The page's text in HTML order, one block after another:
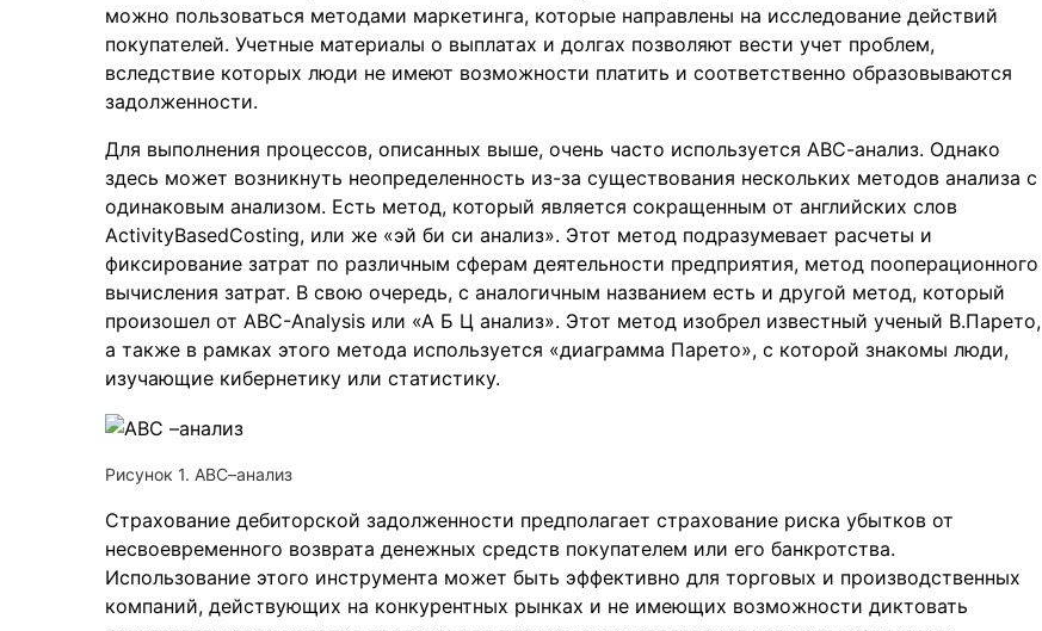
можно пользоваться методами маркетинга, которые направлены на исследование действий
покупателей. Учетные материалы о выплатах и долгах позволяют вести учет проблем,
вследствие которых люди не имеют возможности платить и соответственно образовываются
задолженности.
Для выполнения процессов, описанных выше, очень часто используется АВС-анализ. Однако
здесь может возникнуть неопределенность из-за существования нескольких методов анализа с
одинаковым анализом. Есть метод, который является сокращенным от английских слов
ActivityBasedCosting, или же «эй би си анализ». Этот метод подразумевает расчеты и
фиксирование затрат по различным сферам деятельности предприятия, метод пооперационного
вычисления затрат. В свою очередь, с аналогичным названием есть и другой метод, который
произошел от ABC-Analysis или «А Б Ц анализ». Этот метод изобрел известный ученый В.Парето,
а также в рамках этого метода используется «диаграмма Парето», с которой знакомы люди,
изучающие кибернетику или статистику.
Рисунок 1. АВС–анализ
Страхование дебиторской задолженности предполагает страхование риска убытков от
несвоевременного возврата денежных средств покупателем или его банкротства.
Использование этого инструмента может быть эффективно для торговых и производственных
компаний, действующих на конкурентных рынках и не имеющих возможности диктовать